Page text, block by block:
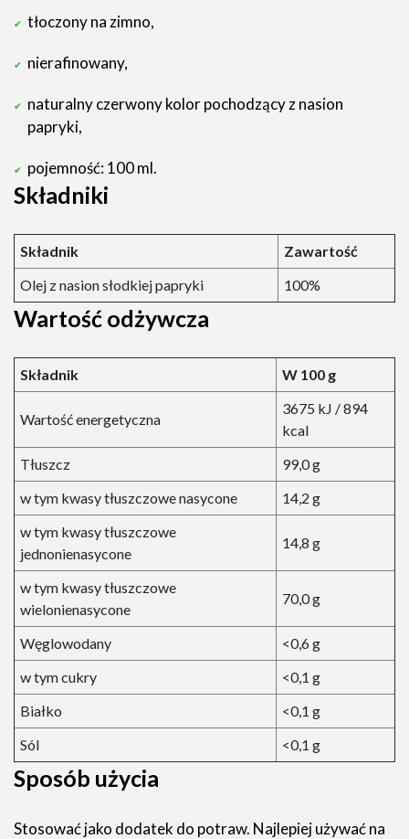
tłoczony na zimno,
nierafinowany,
naturalny czerwony kolor pochodzący z nasion
papryki,
pojemność: 100 ml.
Składniki
Składnik
Zawartość
Olej z nasion słodkiej papryki
100%
Wartość odżywcza
Składnik W 100 g
Wartość energetyczna
3675 kJ / 894
kcal
Tłuszcz
99,0 g
w tym kwasy tłuszczowe nasycone
14,2 g
w tym kwasy tłuszczowe
jednonienasycone
14,8 g
w tym kwasy tłuszczowe
wielonienasycone
70,0 g
Węglowodany
<0,6 g
w tym cukry
<0,1 g
Białko
<0,1 g
Sól
<0,1 g
Sposób użycia
Stosować jako dodatek do potraw. Najlepiej używać na